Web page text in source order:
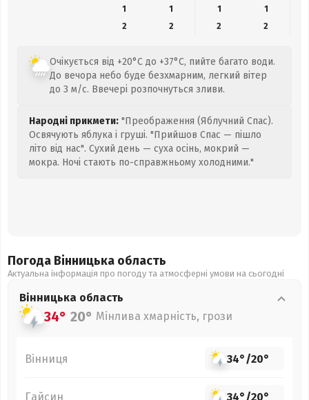
1
1 1
1
2
2 2 2
Очікується від +20°C до +37°C, пийте багато води.
До вечора небо буде безхмарним, легкий вітер
до 3 м/с. Ввечері розпочнуться зливи.
Народні прикмети: "Преображення (Яблучний Спас).
Освячують яблука і груші. "Прийшов Спас — пішло
літо від нас". Сухий день — суха осінь, мокрий —
мокра. Ночі стають по-справжньому холодними."
Погода Вінницька область
Актуальна інформація про погоду та атмосферні умови на сьогодні
Вінницька область
34° 20° Мінлива хмарність, грози
Вінниця 34°/20°
Гайсин 34°/20°